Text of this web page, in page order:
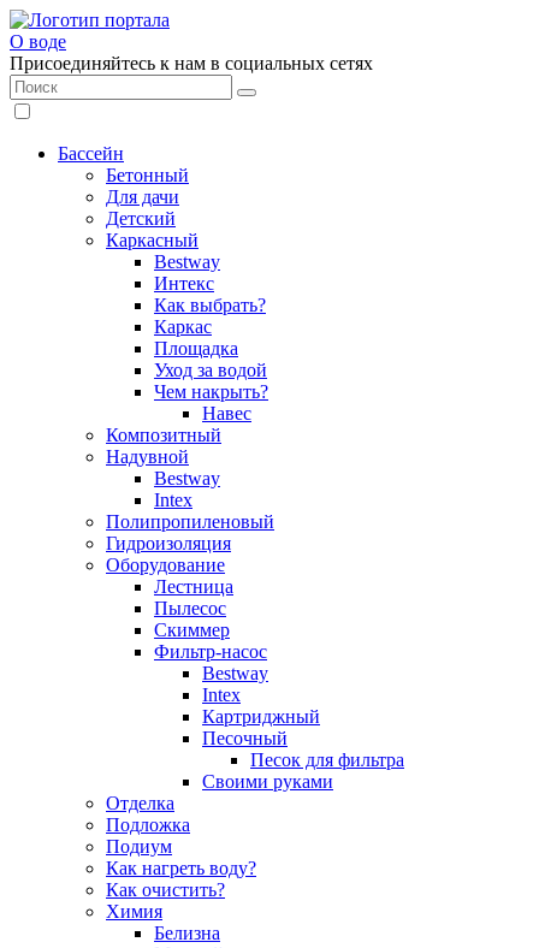
О воде
Присоединяйтесь к нам в социальных сетях
Бассейн
Бетонный
Для дачи
Детский
Каркасный
Bestway
Интекс
Как выбрать?
Каркас
Площадка
Уход за водой
Чем накрыть?
Навес
Композитный
Надувной
Bestway
Intex
Полипропиленовый
Гидроизоляция
Оборудование
Лестница
Пылесос
Скиммер
Фильтр-насос
Bestway
Intex
Картриджный
Песочный
Песок для фильтра
Своими руками
Отделка
Подложка
Подиум
Как нагреть воду?
Как очистить?
Химия
Белизна